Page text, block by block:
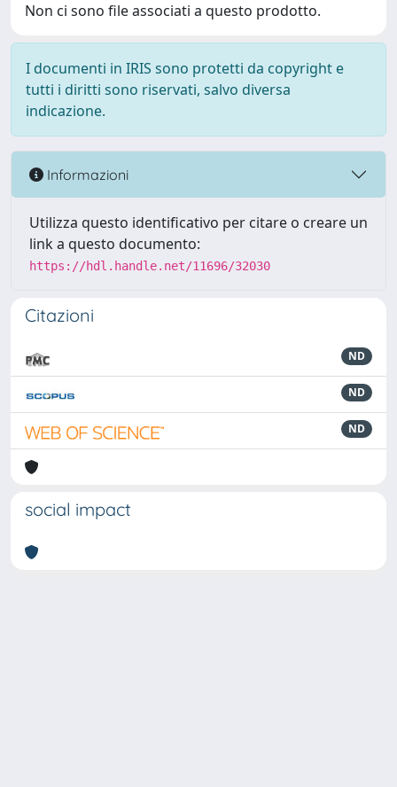
Non ci sono file associati a questo prodotto.
I documenti in IRIS sono protetti da copyright e
tutti i diritti sono riservati, salvo diversa
indicazione.
Informazioni
Utilizza questo identificativo per citare o creare un
link a questo documento:
https://hdl.handle.net/11696/32030
Citazioni
ND
ND
ND
social impact